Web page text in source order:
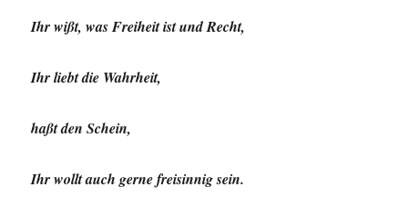
Ihr wißt, was Freiheit ist und Recht,
Ihr liebt die Wahrheit,
haßt den Schein,
Ihr wollt auch gerne freisinnig sein.